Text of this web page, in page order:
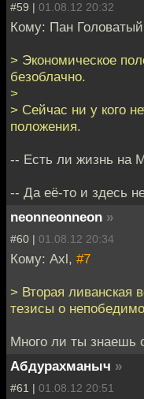
#59 | 01.08.12 20:32
Кому: Пан
> Экономическое
безоблачно.
>
> Сейчас ни у кого
положения.
-- Есть ли жизнь на
-- Да её-то и здесь
neonneonneon »
#60 | 01.08.12 20:34
Кому: Axl, #7
> Вторая ливанская
тезисы о
Много ли ты знаешь
Абдурахманыч »
#61 | 01.08.12 20:51